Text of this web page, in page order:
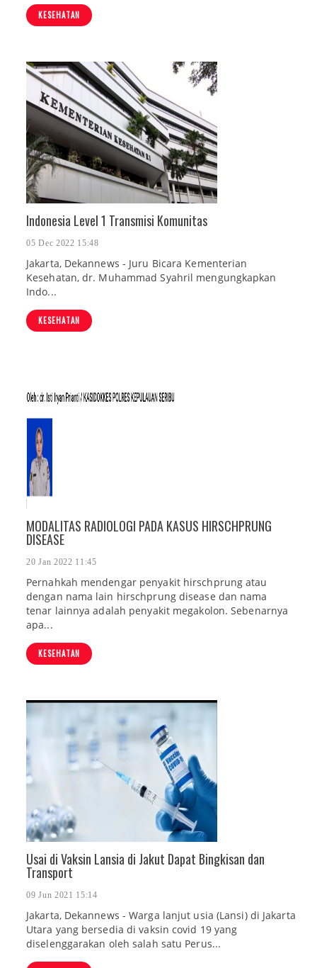
KESEHATAN
Indonesia Level 1 Transmisi Komunitas
05 Dec 2022 15:48
Jakarta, Dekannews - Juru Bicara Kementerian
Kesehatan, dr. Muhammad Syahril mengungkapkan
Indo...
KESEHATAN
MODALITAS RADIOLOGI PADA KASUS HIRSCHPRUNG
DISEASE
20 Jan 2022 11:45
Pernahkah mendengar penyakit hirschprung atau
dengan nama lain hirschprung disease dan nama
tenar lainnya adalah penyakit megakolon. Sebenarnya
apa...
KESEHATAN
Usai di Vaksin Lansia di Jakut Dapat Bingkisan dan
Transport
09 Jun 2021 15:14
Jakarta, Dekannews - Warga lanjut usia (Lansi) di Jakarta
Utara yang bersedia di vaksin covid 19 yang
diselenggarakan oleh salah satu Perus...